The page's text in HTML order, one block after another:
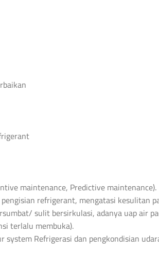
maintenance, Predictive maintenance).
refrigerant, mengatasi kesulitan
sulit bersirkulasi, adanya uap air
terlalu membuka).
system Refrigerasi dan pengkondisian